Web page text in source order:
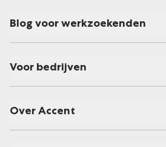
Blog voor werkzoekenden
Voor bedrijven
Over Accent